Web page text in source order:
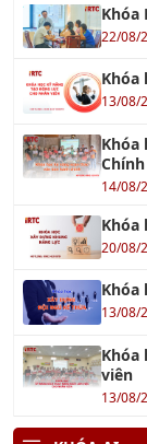
Khóa
22/08/
Khóa
13/08/
Khóa
Chính
14/08/
Khóa
20/08/
Khóa
13/08/
Khóa
viên
13/08/